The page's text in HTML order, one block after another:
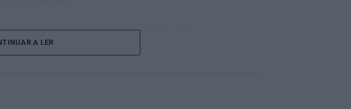
ao longo dos últimos anos representa o
iniciou o seu percurso no setor imobiliário. O
conquistado resulta da proximidade com a
regional. Segundo explicou, esse
presença em vários concelhos da Beira
A LER